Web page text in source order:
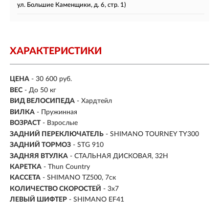
ул. Большие Каменщики, д. 6, стр. 1)
ХАРАКТЕРИСТИКИ
ЦЕНА - 30 600 руб.
ВЕС - До 50 кг
ВИД ВЕЛОСИПЕДА - Хардтейл
ВИЛКА - Пружинная
ВОЗРАСТ - Взрослые
ЗАДНИЙ ПЕРЕКЛЮЧАТЕЛЬ - SHIMANO TOURNEY TY300
ЗАДНИЙ ТОРМОЗ - STG 910
ЗАДНЯЯ ВТУЛКА - СТАЛЬНАЯ ДИСКОВАЯ, 32H
КАРЕТКА - Thun Country
КАССЕТА - SHIMANO TZ500, 7ск
КОЛИЧЕСТВО СКОРОСТЕЙ - 3x7
ЛЕВЫЙ ШИФТЕР - SHIMANO EF41